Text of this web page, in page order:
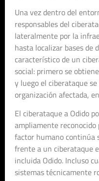
Una vez dentro del
responsables del
lateralmente por la
hasta localizar bases de
característico de un
social: primero se
y luego el ciberataque
organización afectada,
El ciberataque a Odido
ampliamente reconocido
factor humano continúa
frente a un ciberataque
incluida Odido. Incluso
sistemas técnicamente